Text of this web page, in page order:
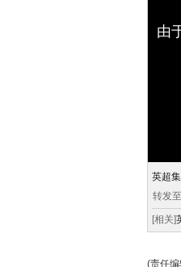
由
英超
转发至
[相关]
(责任